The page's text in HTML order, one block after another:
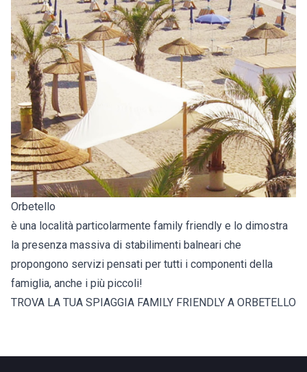
Orbetello
è una località particolarmente family friendly e lo dimostra
la presenza massiva di stabilimenti balneari che
propongono servizi pensati per tutti i componenti della
famiglia, anche i più piccoli!
TROVA LA TUA SPIAGGIA FAMILY FRIENDLY A ORBETELLO